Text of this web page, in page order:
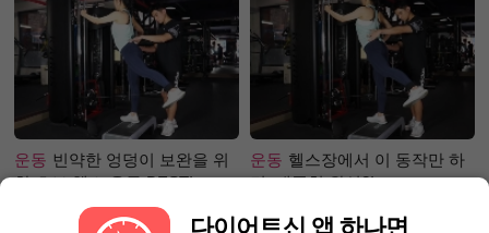
운동 빈약한 엉덩이 보완을 위
한 초보 헬스 운동 BEST!
운동 헬스장에서 이 동작만 하
면, 애플힙 완성?!
다이어트신 앱 하나면